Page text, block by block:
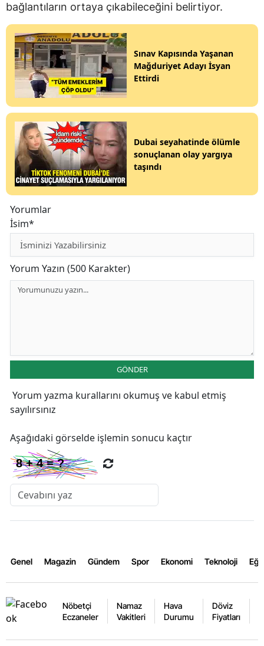
bağlantıların ortaya çıkabileceğini belirtiyor.
Sınav Kapısında Yaşanan
Mağduriyet Adayı İsyan
Ettirdi
Dubai seyahatinde ölümle
sonuçlanan olay yargıya
taşındı
Yorumlar
İsim*
Yorum Yazın (500 Karakter)
GÖNDER
Yorum yazma kurallarını okumuş ve kabul etmiş
sayılırsınız
Aşağıdaki görselde işlemin sonucu kaçtır
Genel Magazin Gündem Spor Ekonomi Teknoloji
Nöbetçi
Eczaneler
Namaz
Vakitleri
Hava
Durumu
Döviz
Fiyatları